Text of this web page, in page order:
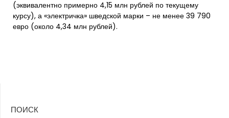
(эквивалентно примерно 4,15 млн рублей по текущему
курсу), а «электричка» шведской марки – не менее 39 790
евро (около 4,34 млн рублей).
ПОИСК